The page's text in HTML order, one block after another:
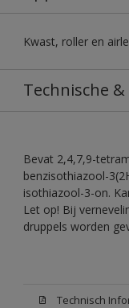
Kwast, roller en
Technische
Bevat 2,4,7,9-
benzisothiazool-
isothiazool-3-on.
Let op! Bij
druppels worden